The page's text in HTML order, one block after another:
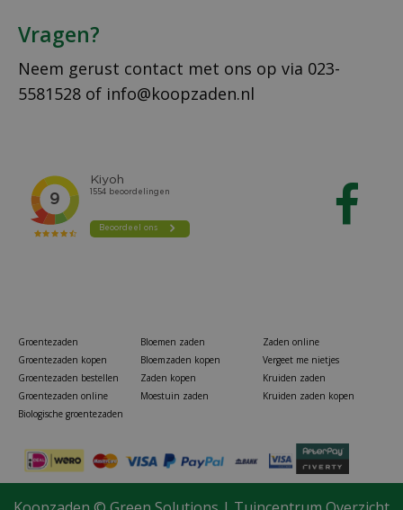
Pokon conifeer en taxus mest 1 kg
Vragen?
Neem gerust contact met ons op via 023-
5581528 of info@koopzaden.nl
Groentezaden
Groentezaden kopen
Groentezaden bestellen
Groentezaden online
Biologische groentezaden
Bloemen zaden
Bloemzaden kopen
Zaden kopen
Moestuin zaden
Zaden online
Vergeet me nietjes
Kruiden zaden
Kruiden zaden kopen